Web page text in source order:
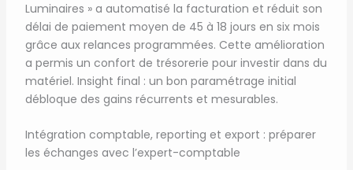
Luminaires » a automatisé la facturation et réduit son
délai de paiement moyen de 45 à 18 jours en six mois
grâce aux relances programmées. Cette amélioration
a permis un confort de trésorerie pour investir dans du
matériel. Insight final : un bon paramétrage initial
débloque des gains récurrents et mesurables.
Intégration comptable, reporting et export : préparer
les échanges avec l’expert-comptable